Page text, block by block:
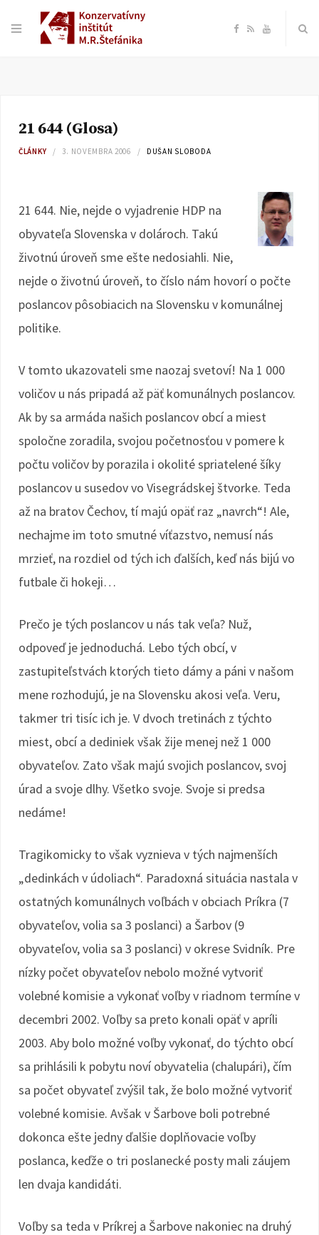
F
k
R Y
b
e
21 644 (Glosa)
ČLÁNKY 3. NOVEMBRA 2006 DUŠAN SLOBODA
21 644. Nie, nejde o vyjadrenie HDP na
obyvateľa Slovenska v dolároch. Takú
životnú úroveň sme ešte nedosiahli. Nie,
nejde o životnú úroveň, to číslo nám hovorí o počte
poslancov pôsobiacich na Slovensku v komunálnej
politike.
V tomto ukazovateli sme naozaj svetoví! Na 1 000
voličov u nás pripadá až päť komunálnych poslancov.
Ak by sa armáda našich poslancov obcí a miest
spoločne zoradila, svojou početnosťou v pomere k
počtu voličov by porazila i okolité spriatelené šíky
poslancov u susedov vo Visegrádskej štvorke. Teda
až na bratov Čechov, tí majú opäť raz „navrch“! Ale,
nechajme im toto smutné víťazstvo, nemusí nás
mrzieť, na rozdiel od tých ich ďalších, keď nás bijú vo
futbale či hokeji…
Prečo je tých poslancov u nás tak veľa? Nuž,
odpoveď je jednoduchá. Lebo tých obcí, v
zastupiteľstvách ktorých tieto dámy a páni v našom
mene rozhodujú, je na Slovensku akosi veľa. Veru,
takmer tri tisíc ich je. V dvoch tretinách z týchto
miest, obcí a dediniek však žije menej než 1 000
obyvateľov. Zato však majú svojich poslancov, svoj
úrad a svoje dlhy. Všetko svoje. Svoje si predsa
nedáme!
Tragikomicky to však vyznieva v tých najmenších
„dedinkách v údoliach“. Paradoxná situácia nastala v
ostatných komunálnych voľbách v obciach Príkra (7
obyvateľov, volia sa 3 poslanci) a Šarbov (9
obyvateľov, volia sa 3 poslanci) v okrese Svidník. Pre
nízky počet obyvateľov nebolo možné vytvoriť
volebné komisie a vykonať voľby v riadnom termíne v
decembri 2002. Voľby sa preto konali opäť v apríli
2003. Aby bolo možné voľby vykonať, do týchto obcí
sa prihlásili k pobytu noví obyvatelia (chalupári), čím
sa počet obyvateľ zvýšil tak, že bolo možné vytvoriť
volebné komisie. Avšak v Šarbove boli potrebné
dokonca ešte jedny ďalšie doplňovacie voľby
poslanca, keďže o tri poslanecké posty mali záujem
len dvaja kandidáti.
Voľby sa teda v Príkrej a Šarbove nakoniec na druhý